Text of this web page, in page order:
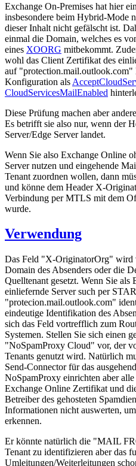
Exchange On-Premises hat hier
insbesondere beim Hybrid-Mode
dieser Inhalt nicht gefälscht ist.
einmal die Domain, welches es
eines XOORG mitbekommt.
wohl das Client Zertifikat des
auf "protection.mail.outlook.com"
Konfiguration als
CloudServicesMailEnabled
Diese Prüfung machen aber
Es betrifft sie also nur, wenn der
Server/Edge Server landet.
Wenn Sie also Exchange Online
Server nutzen und eingehende
Tenant zuordnen wollen, dann
und könne dem Header X-
Verbindung per MTLS mit dem
wurde.
Verwendung
Das Feld "X-OriginatorOrg" wird
Domain des Absenders oder die
Quelltenant gesetzt. Wenn Sie als
einliefernde Server such per
"protecion.mail.outlook.com"
eindeutige Identifikation des
sich das Feld vortrefflich zum
Systemen. Stellen Sie sich einen
"NoSpamProxy Cloud" vor, der
Tenants genutzt wird. Natürlich
Send-Connector für das
NoSpamProxy einrichten aber
Exchange Online Zertifikat und
Betreiber des gehosteten
Informationen nicht auswerten,
erkennen.
Er könnte natürlich die "MAIL
Tenant zu identifizieren aber das
Umleitungen/Weiterleitungen